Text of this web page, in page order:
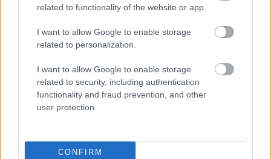
related to functionality of the website or app.
I want to allow Google to enable storage
related to personalization.
I want to allow Google to enable storage
related to security, including authentication
functionality and fraud prevention, and other
user protection.
CONFIRM
VAGY
eszpee